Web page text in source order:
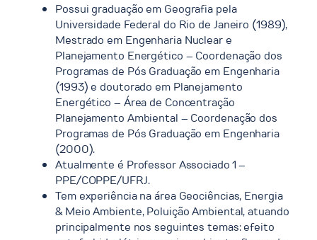
Possui graduação em Geografia pela
Universidade Federal do Rio de Janeiro (1989),
Mestrado em Engenharia Nuclear e
Planejamento Energético – Coordenação dos
Programas de Pós Graduação em Engenharia
(1993) e doutorado em Planejamento
Energético – Área de Concentração
Planejamento Ambiental – Coordenação dos
Programas de Pós Graduação em Engenharia
(2000).
Atualmente é Professor Associado 1 –
PPE/COPPE/UFRJ.
Tem experiência na área Geociências, Energia
& Meio Ambiente, Poluição Ambiental, atuando
principalmente nos seguintes temas: efeito